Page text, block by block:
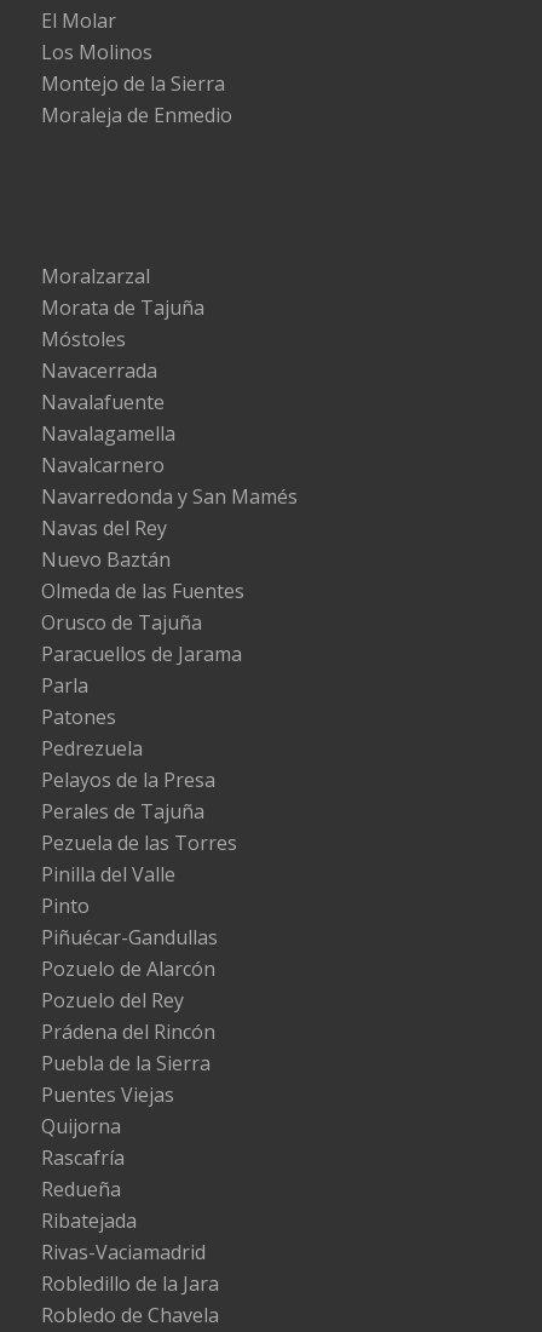
El Molar
Los Molinos
Montejo de la Sierra
Moraleja de Enmedio
Moralzarzal
Morata de Tajuña
Móstoles
Navacerrada
Navalafuente
Navalagamella
Navalcarnero
Navarredonda y San Mamés
Navas del Rey
Nuevo Baztán
Olmeda de las Fuentes
Orusco de Tajuña
Paracuellos de Jarama
Parla
Patones
Pedrezuela
Pelayos de la Presa
Perales de Tajuña
Pezuela de las Torres
Pinilla del Valle
Pinto
Piñuécar-Gandullas
Pozuelo de Alarcón
Pozuelo del Rey
Prádena del Rincón
Puebla de la Sierra
Puentes Viejas
Quijorna
Rascafría
Redueña
Ribatejada
Rivas-Vaciamadrid
Robledillo de la Jara
Robledo de Chavela